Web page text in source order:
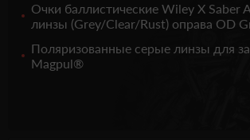
Очки баллистические Wiley X Saber
линзы (Grey/Clear/Rust) оправа OD
Поляризованные серые линзы для
Magpul®